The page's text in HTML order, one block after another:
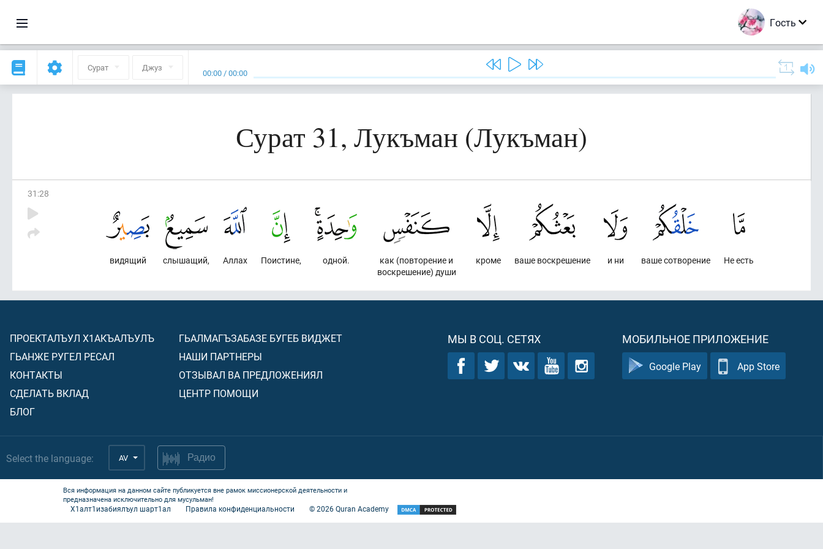
Гость
Сурат Джуз 00:00 /00:00
Сурат 31, Лукъман (Лукъман)
31 :28
Не есть
ваше сотворение
и ни
ваше воскрешение
кроме
как (повторение и
воскрешение) души
одной.
Поистине,
Аллах
слышащий,
видящий
ПРОЕКТАЛЪУЛ Х1АКЪАЛЪУЛЪ
ГЬАНЖЕ РУГЕЛ РЕСАЛ
КОНТАКТЫ
СДЕЛАТЬ ВКЛАД
БЛОГ
ГЬАЛМАГЪЗАБАЗЕ БУГЕБ ВИДЖЕТ
НАШИ ПАРТНЕРЫ
ОТЗЫВАЛ ВА ПРЕДЛОЖЕНИЯЛ
ЦЕНТР ПОМОЩИ
МЫ В СОЦ. СЕТЯХ МОБИЛЬНОЕ ПРИЛОЖЕНИЕ
Google Play App Store
Select the language: AV Радио
Вся информация на данном сайте публикуется вне рамок миссионерской деятельности и
предназначена исключительно для мусульман!
Х1алт1изабиялъул шарт1ал Правила конфиденциальности ©2026Quran Academy